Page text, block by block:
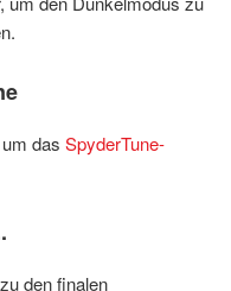
um dasSpyderTune-
den finalen